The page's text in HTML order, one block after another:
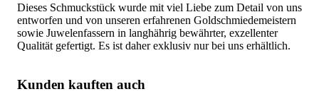
Dieses Schmuckstück wurde mit viel Liebe zum Detail von uns
entworfen und von unseren erfahrenen Goldschmiedemeistern
sowie Juwelenfassern in langhährig bewährter, exzellenter
Qualität gefertigt. Es ist daher exklusiv nur bei uns erhältlich.
Kunden kauften auch